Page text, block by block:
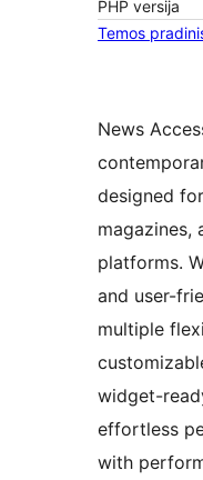
PHP versija
Temos
News
designed
magazines,
platforms.
and user-
multiple
widget-
effortless
with